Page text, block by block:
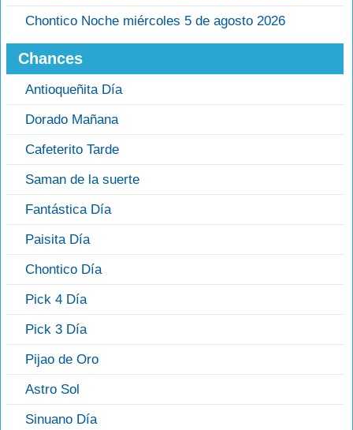
Chontico Noche miércoles 5 de agosto 2026
Chances
Antioqueñita Día
Dorado Mañana
Cafeterito Tarde
Saman de la suerte
Fantástica Día
Paisita Día
Chontico Día
Pick 4 Día
Pick 3 Día
Pijao de Oro
Astro Sol
Sinuano Día